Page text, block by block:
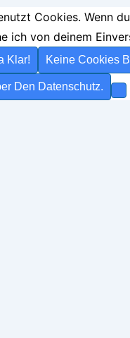
Cookies. Wenn
ich von deinem
Klar! Keine Cookies
Den Datenschutz.